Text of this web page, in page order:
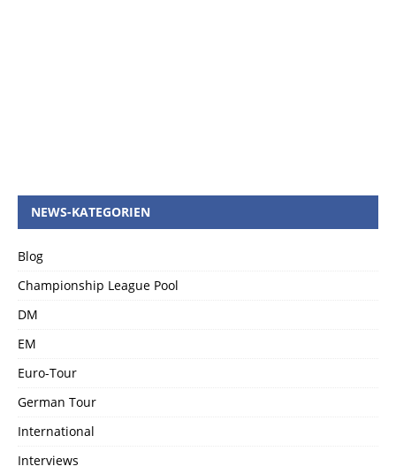
NEWS-KATEGORIEN
Blog
Championship League Pool
DM
EM
Euro-Tour
German Tour
International
Interviews